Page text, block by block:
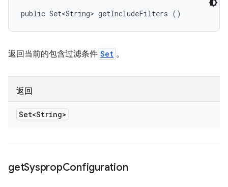
public Set<String> getIncludeFilters ()
返回当前的包含过滤条件 Set 。
返回
Set<String>
getSyspropConfiguration